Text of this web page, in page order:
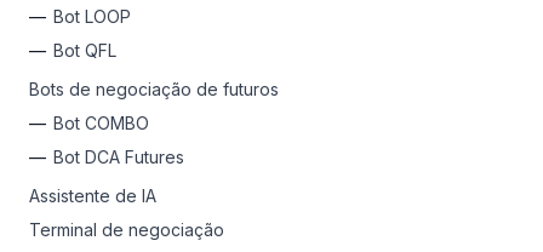
Bot LOOP
Bot QFL
Bots de negociação de futuros
Bot COMBO
Bot DCA Futures
Assistente de IA
Terminal de negociação